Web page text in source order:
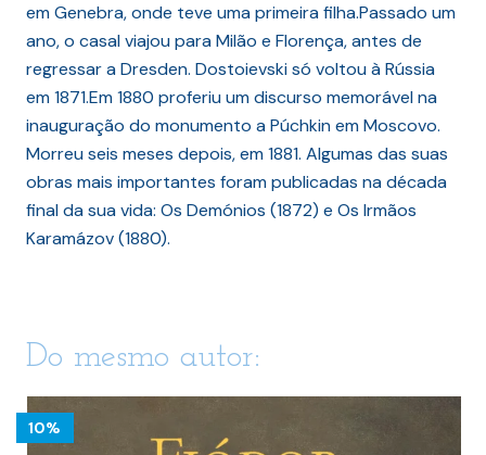
em Genebra, onde teve uma primeira filha.Passado um
ano, o casal viajou para Milão e Florença, antes de
regressar a Dresden. Dostoievski só voltou à Rússia
em 1871.Em 1880 proferiu um discurso memorável na
inauguração do monumento a Púchkin em Moscovo.
Morreu seis meses depois, em 1881. Algumas das suas
obras mais importantes foram publicadas na década
final da sua vida: Os Demónios (1872) e Os Irmãos
Karamázov (1880).
Do mesmo autor:
10%